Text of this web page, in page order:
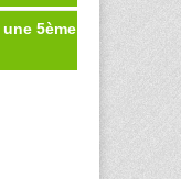
5ème